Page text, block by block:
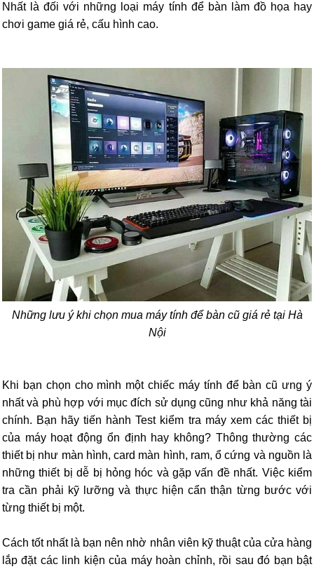
Nhất là đối với những loại máy tính để bàn làm đồ họa hay
chơi game giá rẻ, cấu hình cao.
Những lưu ý khi chọn mua máy tính để bàn cũ giá rẻ tại Hà
Nội
Khi bạn chọn cho mình một chiếc máy tính để bàn cũ ưng ý
nhất và phù hợp với mục đích sử dụng cũng như khả năng tài
chính. Bạn hãy tiến hành Test kiểm tra máy xem các thiết bị
của máy hoạt động ổn định hay không? Thông thường các
thiết bị như màn hình, card màn hình, ram, ổ cứng và nguồn là
những thiết bị dễ bị hỏng hóc và gặp vấn đề nhất. Việc kiểm
tra cần phải kỹ lưỡng và thực hiện cẩn thận từng bước với
từng thiết bị một.
Cách tốt nhất là bạn nên nhờ nhân viên kỹ thuật của cửa hàng
lắp đặt các linh kiện của máy hoàn chỉnh, rồi sau đó bạn bật